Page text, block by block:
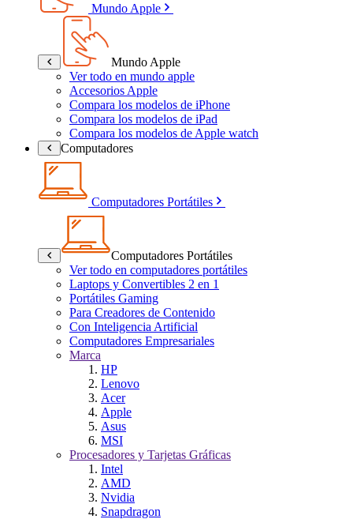
Mundo Apple
Mundo Apple
Ver todo en mundo apple
Accesorios Apple
Compara los modelos de iPhone
Compara los modelos de iPad
Compara los modelos de Apple watch
Computadores
Computadores Portátiles
Computadores Portátiles
Ver todo en computadores portátiles
Laptops y Convertibles 2 en 1
Portátiles Gaming
Para Creadores de Contenido
Con Inteligencia Artificial
Computadores Empresariales
Marca
HP
Lenovo
Acer
Apple
Asus
MSI
Procesadores y Tarjetas Gráficas
Intel
AMD
Nvidia
Snapdragon